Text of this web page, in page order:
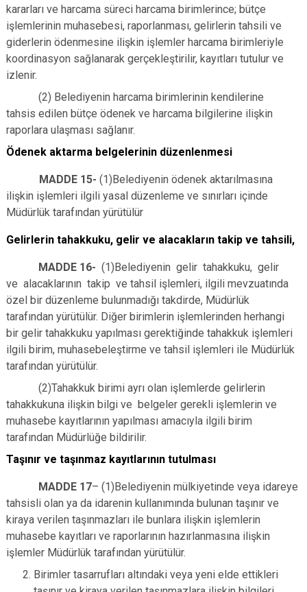
kararları ve harcama süreci harcama birimlerince; bütçe
işlemlerinin muhasebesi, raporlanması, gelirlerin tahsili ve
giderlerin ödenmesine ilişkin işlemler harcama birimleriyle
koordinasyon sağlanarak gerçekleştirilir, kayıtları tutulur ve
izlenir.
(2) Belediyenin harcama birimlerinin kendilerine
tahsis edilen bütçe ödenek ve harcama bilgilerine ilişkin
raporlara ulaşması sağlanır.
Ödenek aktarma belgelerinin düzenlenmesi
MADDE 15- (1)Belediyenin ödenek aktarılmasına
ilişkin işlemleri ilgili yasal düzenleme ve sınırları içinde
Müdürlük tarafından yürütülür
Gelirlerin tahakkuku, gelir ve alacakların takip ve tahsili,
MADDE 16- (1)Belediyenin gelir tahakkuku, gelir
ve alacaklarının takip ve tahsil işlemleri, ilgili mevzuatında
özel bir düzenleme bulunmadığı takdirde, Müdürlük
tarafından yürütülür. Diğer birimlerin işlemlerinden herhangi
bir gelir tahakkuku yapılması gerektiğinde tahakkuk işlemleri
ilgili birim, muhasebeleştirme ve tahsil işlemleri ile Müdürlük
tarafından yürütülür.
(2)Tahakkuk birimi ayrı olan işlemlerde gelirlerin
tahakkukuna ilişkin bilgi ve belgeler gerekli işlemlerin ve
muhasebe kayıtlarının yapılması amacıyla ilgili birim
tarafından Müdürlüğe bildirilir.
Taşınır ve taşınmaz kayıtlarının tutulması
MADDE 17– (1)Belediyenin mülkiyetinde veya idareye
tahsisli olan ya da idarenin kullanımında bulunan taşınır ve
kiraya verilen taşınmazları ile bunlara ilişkin işlemlerin
muhasebe kayıtları ve raporlarının hazırlanmasına ilişkin
işlemler Müdürlük tarafından yürütülür.
Birimler tasarrufları altındaki veya yeni elde ettikleri